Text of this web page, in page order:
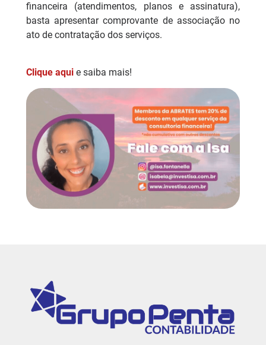
financeira (atendimentos, planos e assinatura),
basta apresentar comprovante de associação no
ato de contratação dos serviços.
Clique aqui e saiba mais!